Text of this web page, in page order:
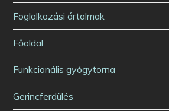
Foglalkozási ártalmak
Főoldal
Funkcionális gyógytorna
Gerincferdülés